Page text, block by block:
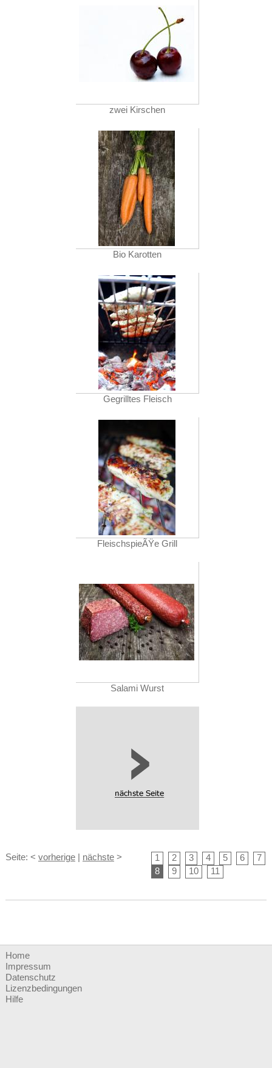
zwei Kirschen
Bio Karotten
Gegrilltes Fleisch
FleischspieÃŸe Grill
Salami Wurst
Seite: < vorherige| nächste> 1 2 3 4 5 6
7
8
9 10 11
Home
Impressum
Datenschutz
Lizenzbedingungen
Hilfe